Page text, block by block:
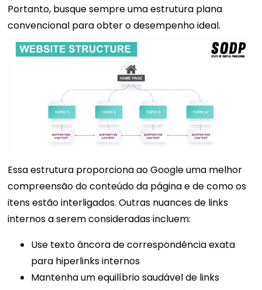
Portanto, busque sempre uma estrutura plana
convencional para obter o desempenho ideal.
Essa estrutura proporciona ao Google uma melhor
compreensão do conteúdo da página e de como os
itens estão interligados. Outras nuances de links
internos a serem consideradas incluem:
Use texto âncora de correspondência exata
para hiperlinks internos
Mantenha um equilíbrio saudável de links